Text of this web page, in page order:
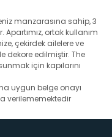
manzarasına sahip, 3
ortak kullanım
çekirdek ailelere ve
dekore edilmiştir. The
için kapılarını
uygun belge onayı
verilememektedir